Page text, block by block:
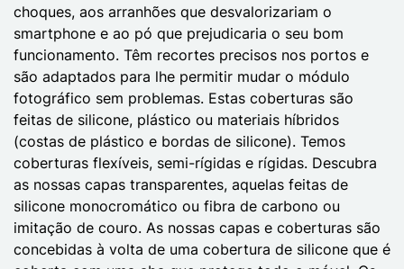
choques, aos arranhões que desvalorizariam o
smartphone e ao pó que prejudicaria o seu bom
funcionamento. Têm recortes precisos nos portos e
são adaptados para lhe permitir mudar o módulo
fotográfico sem problemas. Estas coberturas são
feitas de silicone, plástico ou materiais híbridos
(costas de plástico e bordas de silicone). Temos
coberturas flexíveis, semi-rígidas e rígidas. Descubra
as nossas capas transparentes, aquelas feitas de
silicone monocromático ou fibra de carbono ou
imitação de couro. As nossas capas e coberturas são
concebidas à volta de uma cobertura de silicone que é